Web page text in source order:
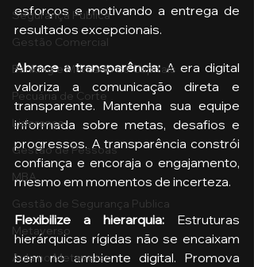
Segurança Publica
Gestão Comercial
Banking e Mercado de Capitais
Pecuária de Corte
Liderança
Gestão de Pessoas
MBA
Gestão de Segurança Publica
Metaverso
Aula no Metaverso
esforços e motivando a entrega de
resultados excepcionais.
Abrace a transparência: A era digital
valoriza a comunicação direta e
transparente. Mantenha sua equipe
informada sobre metas, desafios e
progressos. A transparência constrói
confiança e encoraja o engajamento,
mesmo em momentos de incerteza.
Flexibilize a hierarquia: Estruturas
hierárquicas rígidas não se encaixam
bem no ambiente digital. Promova